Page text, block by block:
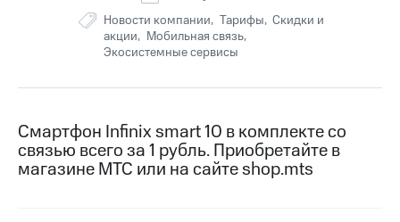
Деньги
Перенести
Тарифы
Услуги
Личный
кабинет
Скачать
Мой
Акции
Скидка 30%
на связь
Новости компании Тарифы Скидки и
акции Мобильная связь
Экосистемные сервисы
Смартфон Infinix smart 10 в комплекте со
связью всего за 1 рубль. Приобретайте в
магазине МТС или на сайте shop.mts